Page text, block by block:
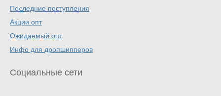
Последние поступления
Акции опт
Ожидаемый опт
Инфо для дропшипперов
Социальные сети